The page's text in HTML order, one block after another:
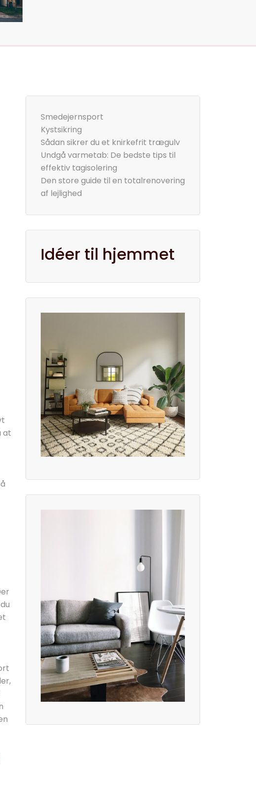
at
Smedejernsport
Kystsikring
Sådan sikrer du et knirkefrit trægulv
Undgå varmetab: De bedste tips til
effektiv tagisolering
Den store guide til en totalrenovering
af lejlighed
Idéer til hjemmet